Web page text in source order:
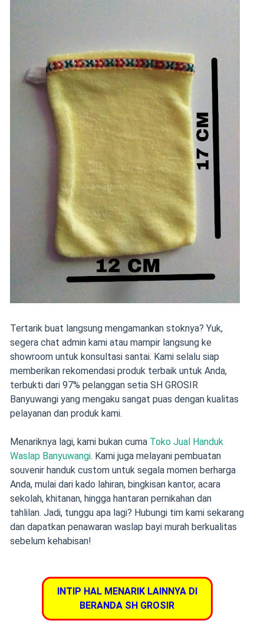
Tertarik buat langsung mengamankan stoknya? Yuk,
segera chat admin kami atau mampir langsung ke
showroom untuk konsultasi santai. Kami selalu siap
memberikan rekomendasi produk terbaik untuk Anda,
terbukti dari 97% pelanggan setia SH GROSIR
Banyuwangi yang mengaku sangat puas dengan kualitas
pelayanan dan produk kami.
Menariknya lagi, kami bukan cuma Toko Jual Handuk
Waslap Banyuwangi. Kami juga melayani pembuatan
souvenir handuk custom untuk segala momen berharga
Anda, mulai dari kado lahiran, bingkisan kantor, acara
sekolah, khitanan, hingga hantaran pernikahan dan
tahlilan. Jadi, tunggu apa lagi? Hubungi tim kami sekarang
dan dapatkan penawaran waslap bayi murah berkualitas
sebelum kehabisan!
INTIP HAL MENARIK LAINNYA DI
BERANDA SH GROSIR